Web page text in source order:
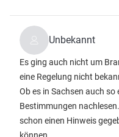
Unbekannt
Es ging auch nicht um
eine Regelung nicht
Ob es in Sachsen auch
Bestimmungen
schon einen Hinweis